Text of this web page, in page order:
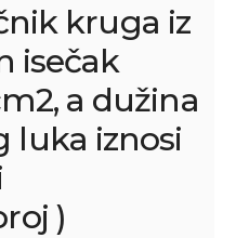
kruga iz
isečak
a dužina
luka iznosi
)